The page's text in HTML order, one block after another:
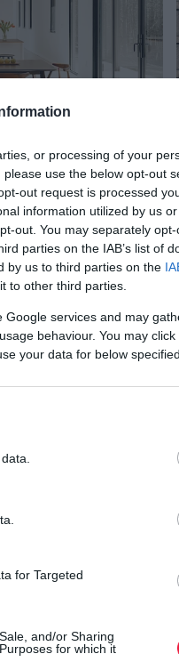
or processing of your
use the below opt-out
out request is processed
information utilized by us
out. You may separately
parties on the IAB’s list of
by us to third parties on the
to other third parties.
services and may
behaviour. You may
your data for below
for Targeted
and/or Sharing
for which it
előtt
44 nap alatt el lehet adni
két hét kulcs a hirdetés